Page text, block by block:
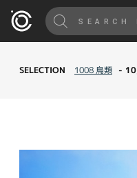
SELECTION 1008 鳥類 -